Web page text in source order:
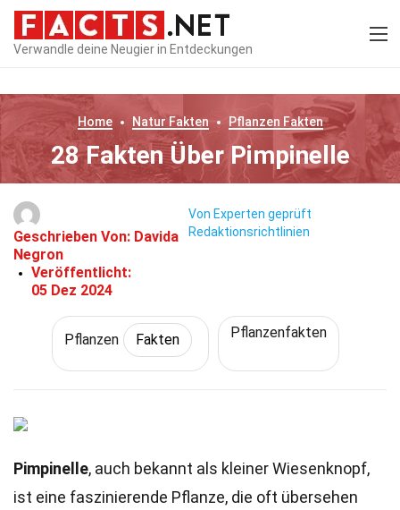
Verwandle deine Neugier in Entdeckungen
Home Natur Fakten Pflanzen Fakten
28 Fakten Über Pimpinelle
Geschrieben Von: Davida
Negron
Veröffentlicht:
05 Dez 2024
Von Experten geprüft
Redaktionsrichtlinien
Pflanzen Fakten Pflanzenfakten
Pimpinelle, auch bekannt als kleiner Wiesenknopf,
ist eine faszinierende Pflanze, die oft übersehen